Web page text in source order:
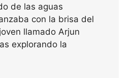
de las aguas
con la brisa del
llamado Arjun
explorando la